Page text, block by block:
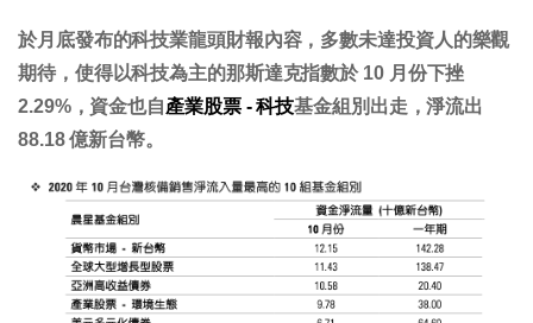
於月底發布的科技業龍頭財報內容，多數未達投資人的樂觀
期待，使得以科技為主的那斯達克指數於 10 月份下挫
2.29%，資金也自產業股票 - 科技基金組別出走，淨流出
88.18 億新台幣。